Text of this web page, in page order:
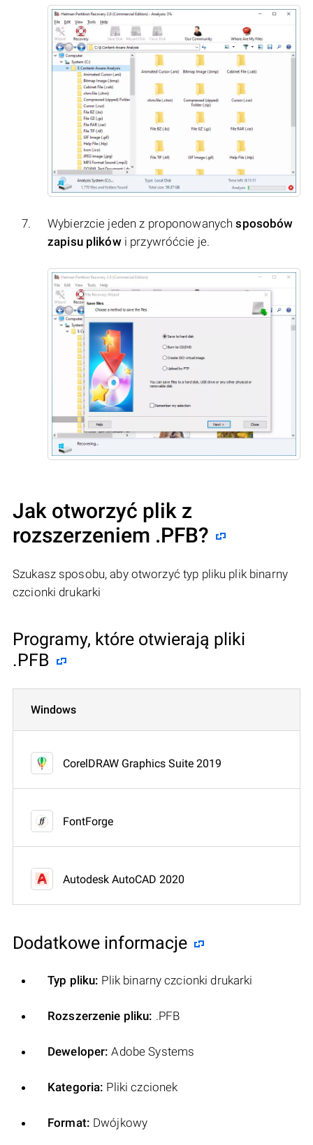
Wybierzcie jeden z proponowanychsposobów
zapisu plikówi przywróćcie je.
Jak otworzyć plik z
rozszerzeniem .PFB?
Szukasz sposobu, aby otworzyć typ pliku plik binarny
czcionki drukarki
Programy, które otwierają pliki
.PFB
Windows
CorelDRAW Graphics Suite 2019
FontForge
Autodesk AutoCAD 2020
Dodatkowe informacje
Typ pliku: Plik binarny czcionki drukarki
Rozszerzenie pliku: .PFB
Deweloper: Adobe Systems
Kategoria: Pliki czcionek
Format: Dwójkowy